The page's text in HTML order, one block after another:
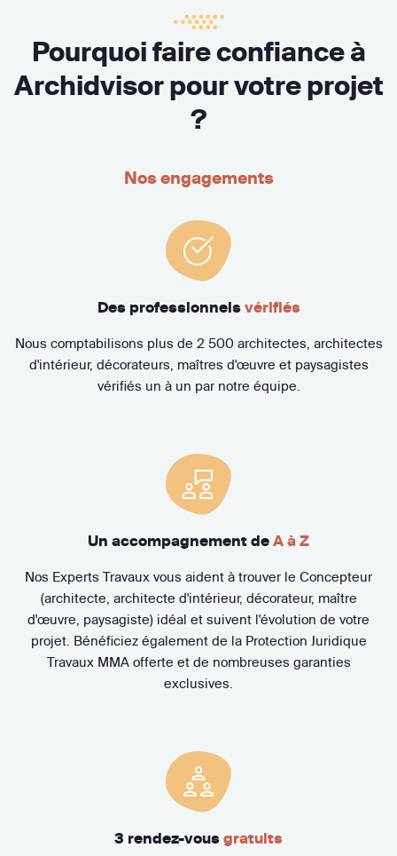
Pourquoi faire confiance à
Archidvisor pour votre projet
?
Nos engagements
Des professionnels vérifiés
Nous comptabilisons plus de 2 500 architectes, architectes
d'intérieur, décorateurs, maîtres d'œuvre et paysagistes
vérifiés un à un par notre équipe.
Un accompagnement de A à Z
Nos Experts Travaux vous aident à trouver le Concepteur
(architecte, architecte d'intérieur, décorateur, maître
d'œuvre, paysagiste) idéal et suivent l'évolution de votre
projet. Bénéficiez également de la Protection Juridique
Travaux MMA offerte et de nombreuses garanties
exclusives.
3 rendez-vous gratuits